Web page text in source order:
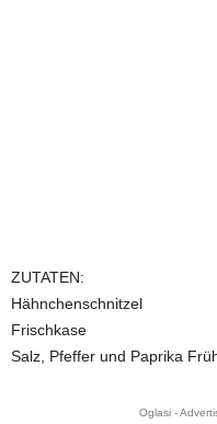
ZUTATEN:
Hähnchenschnitzel
Frischkase
Salz, Pfeffer und Paprika
Oglasi -